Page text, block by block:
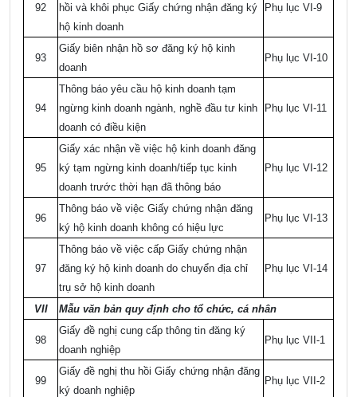
92
hồi và khôi phục Giấy chứng nhận đăng ký
hộ kinh doanh
Phụ lục VI-9
93
Giấy biên nhận hồ sơ đăng ký hộ kinh
doanh
Phụ lục VI-10
94
Thông báo yêu cầu hộ kinh doanh tạm
ngừng kinh doanh ngành, nghề đầu tư kinh
doanh có điều kiện
Phụ lục VI-11
95
Giấy xác nhận về việc hộ kinh doanh đăng
ký tạm ngừng kinh doanh/tiếp tục kinh
doanh trước thời hạn đã thông báo
Phụ lục VI-12
96
Thông báo về việc Giấy chứng nhận đăng
ký hộ kinh doanh không có hiệu lực
Phụ lục VI-13
97
Thông báo về việc cấp Giấy chứng nhận
đăng ký hộ kinh doanh do chuyển địa chỉ
trụ sở hộ kinh doanh
Phụ lục VI-14
VII Mẫu văn bản quy định cho tổ chức, cá nhân
98
Giấy đề nghị cung cấp thông tin đăng ký
doanh nghiệp
Phụ lục VII-1
99
Giấy đề nghị thu hồi Giấy chứng nhận đăng
ký doanh nghiệp
Phụ lục VII-2